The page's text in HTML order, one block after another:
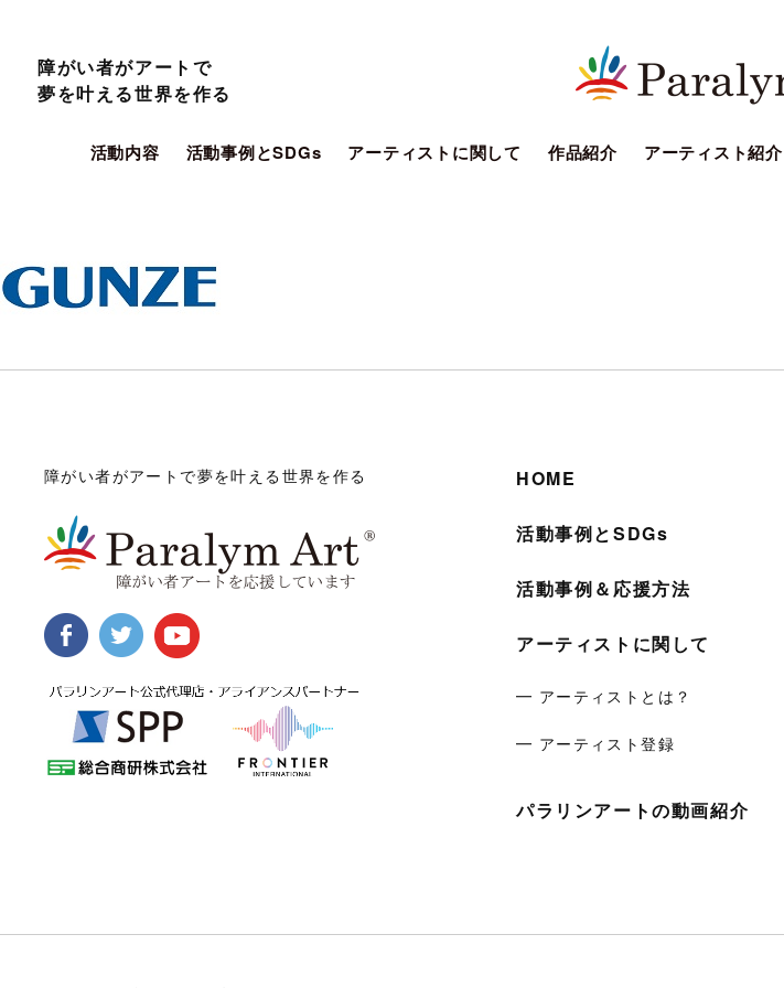
活動内容 活動事例とSDGs アーティストに関して 作品紹介 アーティスト紹介
障がい者がアートで
夢を叶える世界を作る
障がい者がアートで夢を叶える世界を作る HOME
活動事例とSDGs
活動事例＆応援方法
アーティストに関して
━ アーティストとは？
━ アーティスト登録
パラリンアートの動画紹介